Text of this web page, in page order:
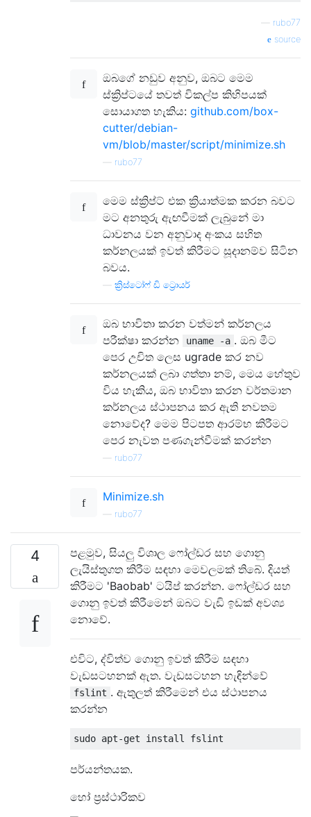
rubo77
source
ඔබගේ නඩුව අනුව, ඔබට මෙම
ස්ක්‍රිප්ටයේ තවත් විකල්ප කිහිපයක්
සොයාගත හැකිය: github.com/box-
cutter/debian-
vm/blob/master/script/minimize.sh
rubo77
මෙම ස්ක්‍රිප්ට් එක ක්‍රියාත්මක කරන බවට
මට අනතුරු ඇඟවීමක් ලැබුනේ මා
ධාවනය වන අනුවාද අංකය සහිත
කර්නලයක් ඉවත් කිරීමට සූදානම්ව සිටින
බවය.
ක්‍රිස්ටෝෆ් ඩි ට්‍රොයර්
ඔබ භාවිතා කරන වත්මන් කර්නලය
පරීක්ෂා කරන්න
uname -a . ඔබ මීට
පෙර උචිත ලෙස ugrade කර නව
කර්නලයක් ලබා ගත්තා නම්, මෙය හේතුව
විය හැකිය, ඔබ භාවිතා කරන වර්තමාන
කර්නලය ස්ථාපනය කර ඇති නවතම
නොවේද? මෙම පිටපත ආරම්භ කිරීමට
පෙර නැවත පණගැන්වීමක් කරන්න
rubo77
Minimize.sh
rubo77
4
පළමුව, සියලු විශාල ෆෝල්ඩර සහ ගොනු
ලැයිස්තුගත කිරීම සඳහා මෙවලමක් තිබේ. දියත්
කිරීමට 'Baobab' ටයිප් කරන්න. ෆෝල්ඩර සහ
ගොනු ඉවත් කිරීමෙන් ඔබට වැඩි ඉඩක් අවශ්‍ය
නොවේ.
එවිට, ද්විත්ව ගොනු ඉවත් කිරීම සඳහා
වැඩසටහනක් ඇත. වැඩසටහන හැඳින්වේ
fslint . ඇතුලත් කිරීමෙන් එය ස්ථාපනය
කරන්න
පර්යන්තයක.
හෝ ප්‍රස්ථාරිකව